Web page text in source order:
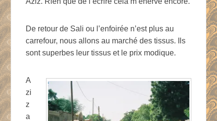
De retour de Sali ou l’enfoirée n’est plus au
carrefour, nous allons au marché des tissus. Ils
sont superbes leur tissus et le prix modique.
A
zi
z
a